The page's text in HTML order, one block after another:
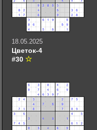
18.05.2025
Цветок-4
#30